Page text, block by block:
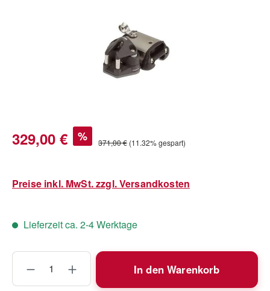
Verkaufspreis:
329,00 € % Regulärer Preis:
371,00 € (11.32% gespart)
Preise inkl. MwSt. zzgl. Versandkosten
Lieferzeit ca. 2-4 Werktage
Produkt Anzahl: Gib den gewünschten
In den Warenkorb